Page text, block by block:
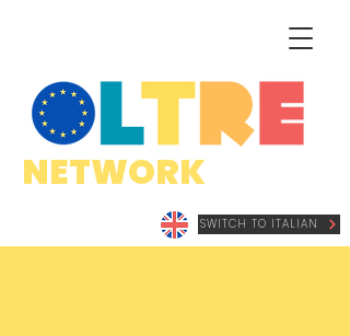
NETWORK
SWITCH TO ITALIAN